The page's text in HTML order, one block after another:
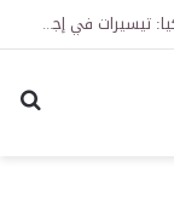
تحديثات جديدة بشأن الإقامات السياحية في تركيا: تيسيرات في إجراءات التجديد واشتراطات معززة على الطلبات الأولى